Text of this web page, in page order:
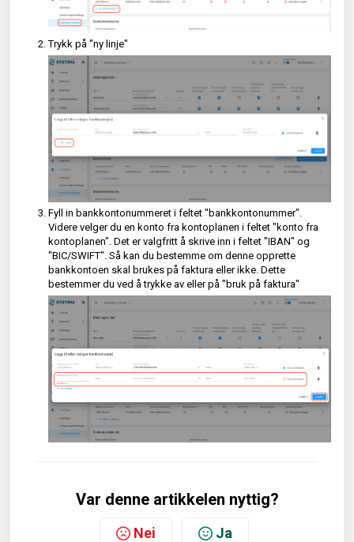
Trykk på "ny linje"
Fyll in bankkontonummeret i feltet "bankkontonummer".
Videre velger du en konto fra kontoplanen i feltet "konto fra
kontoplanen". Det er valgfritt å skrive inn i feltet "IBAN" og
"BIC/SWIFT". Så kan du bestemme om denne opprette
bankkontoen skal brukes på faktura eller ikke. Dette
bestemmer du ved å trykke av eller på "bruk på faktura"
Var denne artikkelen nyttig?
Nei Ja